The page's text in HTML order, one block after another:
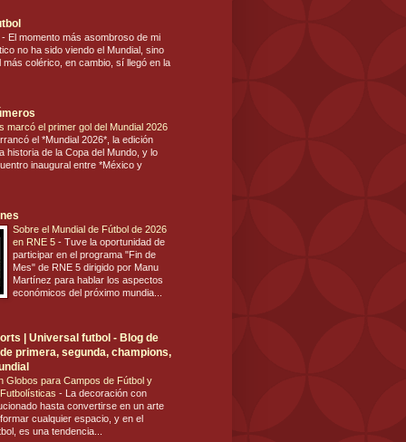
- El momento más asombroso de mi
no ha sido viendo el Mundial, sino
más colérico, en cambio, sí llegó en la
marcó el primer gol del Mundial 2026
el *Mundial 2026*, la edición
historia de la Copa del Mundo, y lo
inaugural entre *México y
Sobre el Mundial de Fútbol de 2026
en RNE 5 - Tuve la oportunidad de
participar en el programa "Fin de
Mes" de RNE 5 dirigido por Manu
Martínez para hablar los aspectos
económicos del próximo mundia...
| Universal futbol - Blog de
primera, segunda, champions,
Globos para Campos de Fútbol y
- La decoración con
hasta convertirse en un arte
cualquier espacio, y en el
es una tendencia...